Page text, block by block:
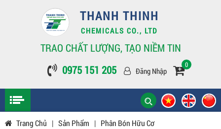
THANH THINH
CHEMICALS CO., LTD
TRAO CHẤT LƯỢNG, TẠO NIỀM TIN
0975 151 205
Đăng Nhập
0
Trang Chủ | Sản Phẩm | Phân Bón Hữu Cơ